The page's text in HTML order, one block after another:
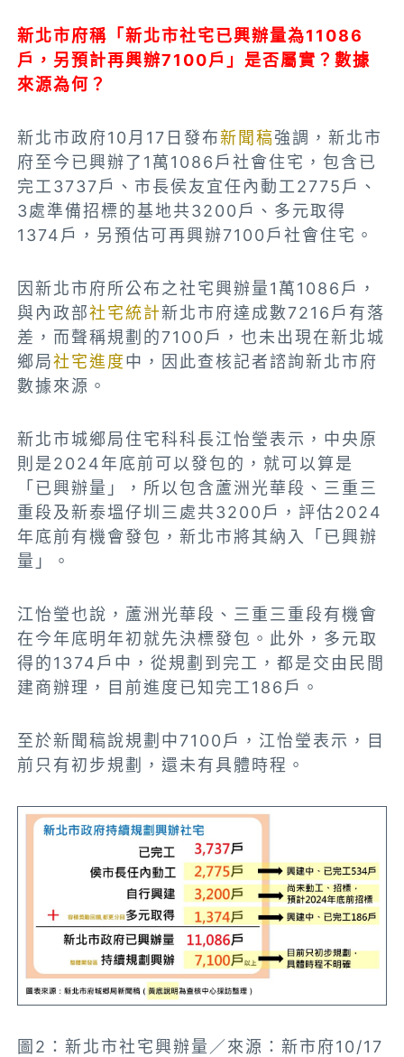
新北市府稱「新北市社宅已興辦量為11086
戶，另預計再興辦7100戶」是否屬實？數據
來源為何？
新北市政府10月17日發布新聞稿強調，新北市
府至今已興辦了1萬1086戶社會住宅，包含已
完工3737戶、市長侯友宜任內動工2775戶、
3處準備招標的基地共3200戶、多元取得
1374戶，另預估可再興辦7100戶社會住宅。
因新北市府所公布之社宅興辦量1萬1086戶，
與內政部社宅統計新北市府達成數7216戶有落
差，而聲稱規劃的7100戶，也未出現在新北城
鄉局社宅進度中，因此查核記者諮詢新北市府
數據來源。
新北市城鄉局住宅科科長江怡瑩表示，中央原
則是2024年底前可以發包的，就可以算是
「已興辦量」，所以包含蘆洲光華段、三重三
重段及新泰塭仔圳三處共3200戶，評估2024
年底前有機會發包，新北市將其納入「已興辦
量」。
江怡瑩也說，蘆洲光華段、三重三重段有機會
在今年底明年初就先決標發包。此外，多元取
得的1374戶中，從規劃到完工，都是交由民間
建商辦理，目前進度已知完工186戶。
至於新聞稿說規劃中7100戶，江怡瑩表示，目
前只有初步規劃，還未有具體時程。
圖2 ：新北市社宅興辦量／來源：新市府10/17